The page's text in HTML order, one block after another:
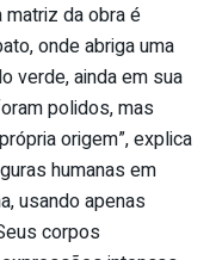
matriz da obra é
onde abriga uma
verde, ainda em sua
polidos, mas
origem”, explica
humanas em
usando apenas
corpos